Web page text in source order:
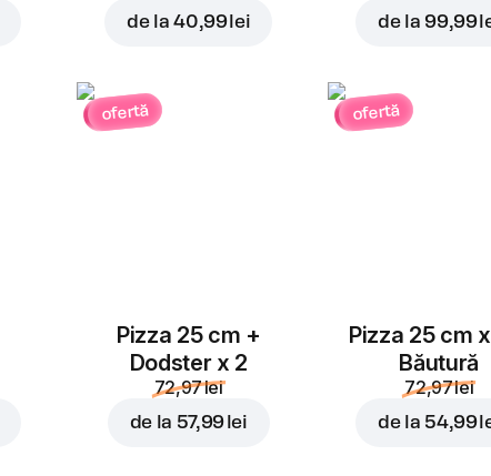
de la40,99 lei de la 99,99
ofertă
Pizza 25 cm +
Dodster x 2
72,97 lei
de la 57,99 lei
ofertă
Pizza 25 cm
Băutură
72,97 lei
de la 54,99